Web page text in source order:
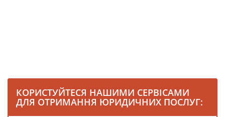
КОРИСТУЙТЕСЯ НАШИМИ СЕРВІСАМИ
ДЛЯ ОТРИМАННЯ ЮРИДИЧНИХ ПОСЛУГ: